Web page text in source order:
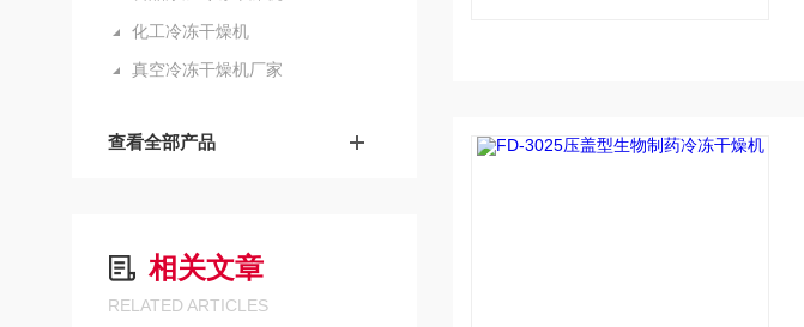
化工冷冻干燥机
真空冷冻干燥机厂家
查看全部产品
相关文章
RELATED ARTICLES